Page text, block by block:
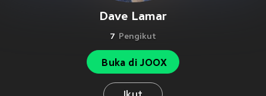
Dave Lamar
7 Pengikut
Buka di JOOX